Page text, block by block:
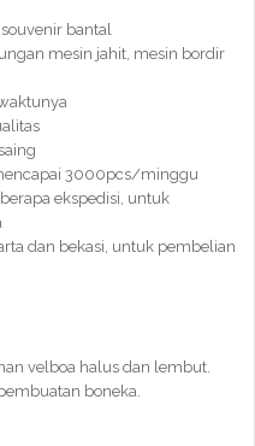
bantal
mesin jahit, mesin bordir
3000pcs/minggu
ekspedisi, untuk
dan bekasi, untuk pembelian
velboa halus dan lembut.
boneka.